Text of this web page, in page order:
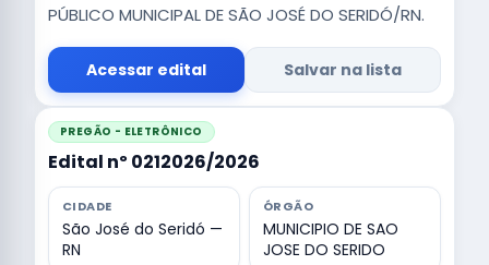
PÚBLICO MUNICIPAL DE SÃO JOSÉ DO SERIDÓ/RN.
Acessar edital Salvar na lista
PREGÃO - ELETRÔNICO
Edital nº 0212026/2026
CIDADE
São José do Seridó —
RN
ÓRGÃO
MUNICIPIO DE SAO
JOSE DO SERIDO